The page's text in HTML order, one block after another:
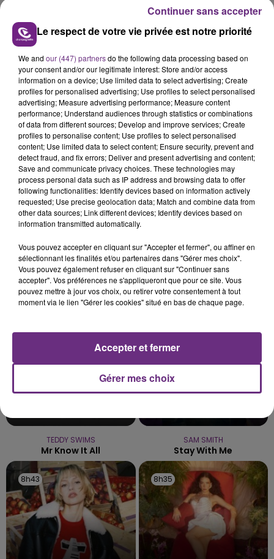
SI TOUT LE MONDE FAIT ÇA, MOI L'ANNÉE
PROCHAINE JE VENDANGE EN...
La vendange en Champagne a débuté ce jeudi 6
août dans la commune de Montgueux (Aube). Du
jamais vu !
L'INSPECTION DU TRAVAIL RAPPELLE À
L'ORDRE SUR LES CONDITIONS DE...
s'est avéré être plus précoce que prévu,
l'inspection du Travail en profite pour rappeler
les conditions de...
TITRES DIFFUSÉS
TEDDY SWIMS
Mr Know It All
SAM SMITH
Stay With Me
8h43
8h43 8h35
8h35
Le respect de votre vie privée est notre priorité
We and our (447) partnersdo the following data processing based on
your consent and/or our legitimate interest: Store and/or access
information on a device; Use limited data to select advertising; Create
profiles for personalised advertising; Use profiles to select personalised
advertising; Measure advertising performance; Measure content
performance; Understand audiences through statistics or combinations
of data from different sources; Develop and improve services; Create
profiles to personalise content; Use profiles to select personalised
content; Use limited data to select content; Ensure security, prevent and
detect fraud, and fix errors; Deliver and present advertising and content;
Save and communicate privacy choices. These technologies may
process personal data such as IP address and browsing data to offer
following functionalities: Identify devices based on information actively
requested; Use precise geolocation data; Match and combine data from
other data sources; Link different devices; Identify devices based on
information transmitted automatically.
Vous pouvez accepter en cliquant sur "Accepter et fermer", ou affiner en
sélectionnant les finalités et/ou partenaires dans "Gérer mes choix".
Vous pouvez également refuser en cliquant sur "Continuer sans
accepter". Vos préférences ne s'appliqueront que pour ce site. Vous
pouvez mettre à jour vos choix, ou retirer votre consentement à tout
moment via le lien "Gérer les cookies" situé en bas de chaque page.
Gérer mes choix
Accepter et fermer
Continuer sans accepter